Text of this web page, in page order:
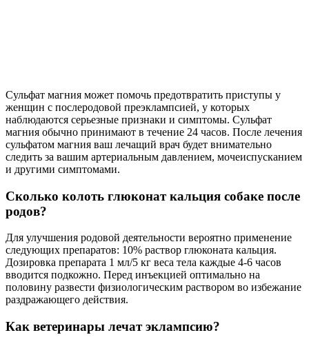
Сульфат магния может помочь предотвратить приступы у
женщин с послеродовой преэклампсией, у которых
наблюдаются серьезные признаки и симптомы. Сульфат
магния обычно принимают в течение 24 часов. После лечения
сульфатом магния ваш лечащий врач будет внимательно
следить за вашим артериальным давлением, мочеиспусканием
и другими симптомами.
Сколько колоть глюконат кальция собаке после
родов?
Для улучшения родовой деятельности вероятно применение
следующих препаратов: 10% раствор глюконата кальция.
Дозировка препарата 1 мл/5 кг веса тела каждые 4-6 часов
вводится подкожно. Перед инъекцией оптимально на
половину развести физиологическим раствором во избежание
раздражающего действия.
Как ветеринары лечат эклампсию?